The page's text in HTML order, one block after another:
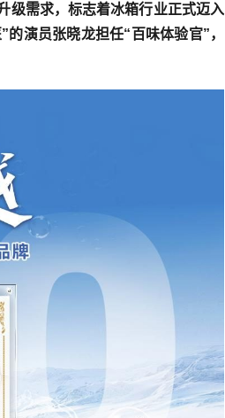
级需求，标志着冰箱行业正式迈入
演员张晓龙担任“百味体验官”，